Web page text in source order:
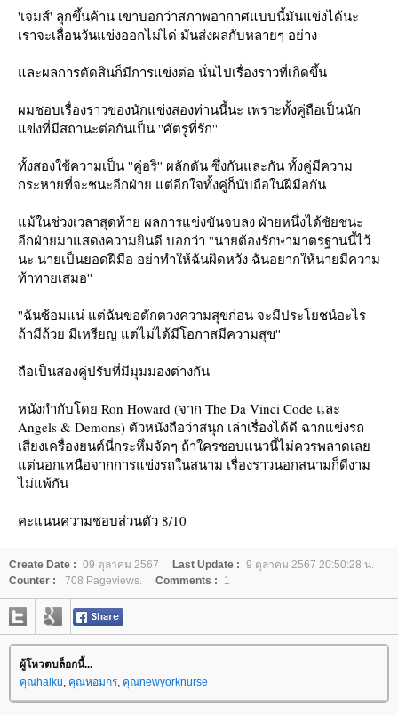
'เจมส์' ลุกขึ้นค้าน เขาบอกว่าสภาพอากาศแบบนี้มันแข่งได้นะ
เราจะเลื่อนวันแข่งออกไม่ได่ มันส่งผลกับหลายๆ อย่าง
ละผลการตัดสินก็มีการแข่งต่อ นั่นไปเรื่องราวที่เกิดขึ้น
ผมชอบเรื่องราวของนักแข่งสองท่านนี้นะ เพราะทั้งคู่ถือเป็นนัก
ข่งที่มีสถานะต่อกันเป็น ''ศัตรูที่รัก''
ทั้งสองใช้ความเป็น ''คู่อริ'' ผลักดัน ซึ่งกันและกัน ทั้งคู่มีความ
กระหายที่จะชนะอีกฝ่าย แต่อีกใจทั้งคู่ก็นับถือในฝีมือกัน
ม้ในช่วงเวลาสุดท้าย ผลการแข่งขันจบลง ฝ่ายหนึ่งได้ชัยชนะ
อีกฝ่ายมาแสดงความยินดี บอกว่า ''นายต้องรักษามาตรฐานนี้ไว้
นะ นายเป็นยอดฝีมือ อย่าทำให้ฉันผิดหวัง ฉันอยากให้นายมีความ
ท้าทายเสมอ''
''ฉันซ้อมแน่ แต่ฉันขอตักตวงความสุขก่อน จะมีประโยชน์อะไร
ถ้ามีถ้วย มีเหรียญ แต่ไม่ได้มีโอกาสมีความสุข''
ถือเป็นสองคู่ปรับที่มีมุมมองต่างกัน
หนังกำกับโดย Ron Howard (จาก The Da Vinci Code และ
Angels & Demons) ตัวหนังถือว่าสนุก เล่าเรื่องได้ดี ฉากแข่งรถ
เสียงเครื่องยนต์นี่กระหึ่มจัดๆ ถ้าใครชอบแนวนี้ไม่ควรพลาดเล
ต่นอกเหนือจากการแข่งรถในสนาม เรื่องราวนอกสนามก็ดีงาม
ไม่แพ้กัน
คะแนนความชอบส่วนตัว 8/10
Create Date : 09 ตุลาคม 2567 Last Update : 9 ตุลาคม 2567 20:50:28 น.
Counter :
708 Pageviews. Comments : 1
ผู้โหวตบล็อกนี้...
คุณhaiku, คุณหอมกร, คุณnewyorknurse